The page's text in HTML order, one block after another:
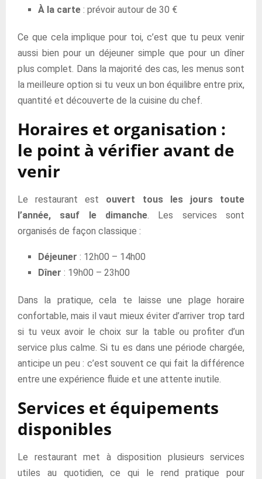
À la carte : prévoir autour de 30 €
Ce que cela implique pour toi, c’est que tu peux venir
aussi bien pour un déjeuner simple que pour un dîner
plus complet. Dans la majorité des cas, les menus sont
la meilleure option si tu veux un bon équilibre entre prix,
quantité et découverte de la cuisine du chef.
Horaires et organisation :
le point à vérifier avant de
venir
Le restaurant est ouvert tous les jours toute
l’année, sauf le dimanche. Les services sont
organisés de façon classique :
Déjeuner : 12h00 – 14h00
Dîner : 19h00 – 23h00
Dans la pratique, cela te laisse une plage horaire
confortable, mais il vaut mieux éviter d’arriver trop tard
si tu veux avoir le choix sur la table ou profiter d’un
service plus calme. Si tu es dans une période chargée,
anticipe un peu : c’est souvent ce qui fait la différence
entre une expérience fluide et une attente inutile.
Services et équipements
disponibles
Le restaurant met à disposition plusieurs services
utiles au quotidien, ce qui le rend pratique pour